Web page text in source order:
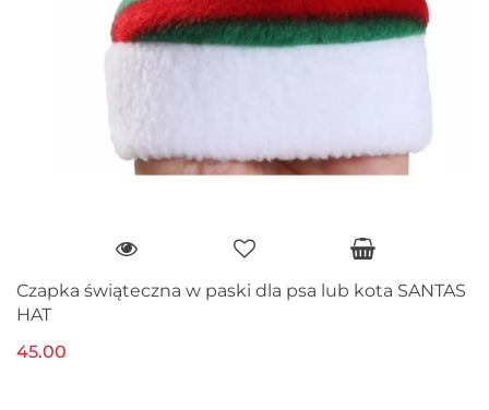
Czapka świąteczna w paski dla psa lub kota SANTAS
HAT
45.00